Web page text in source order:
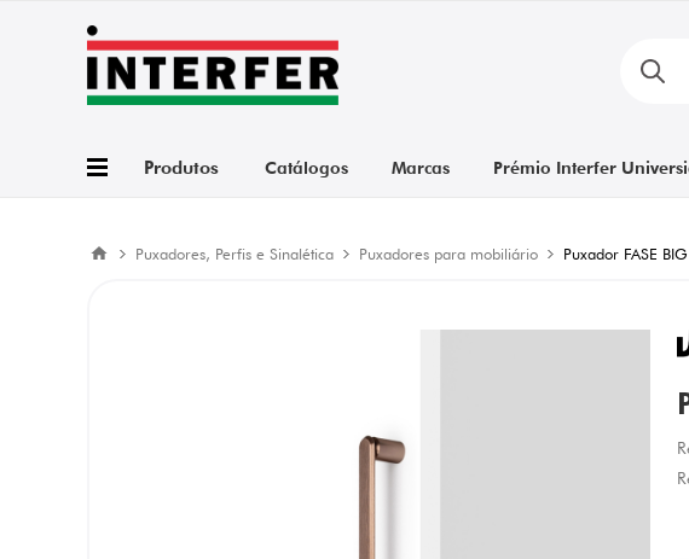
Produtos Catálogos Marcas Prémio Interfer
Puxadores, Perfis e Sinalética Puxadores para mobiliário Puxador FASE